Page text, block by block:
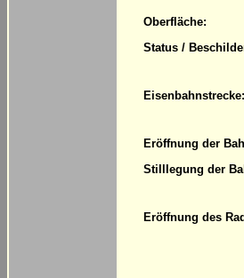
Oberfläche:
Status /
Eisenbahnstrecke:
Eröffnung der
Stilllegung der
Eröffnung des